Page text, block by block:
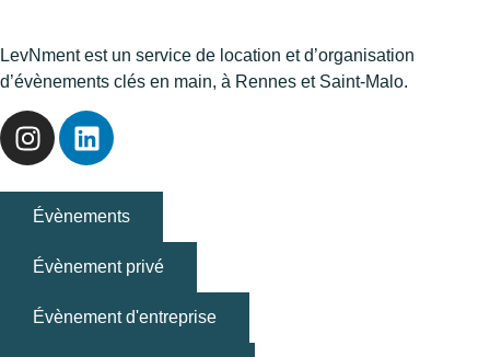
LevNment est un service de location et d’organisation
d’évènements clés en main, à Rennes et Saint-Malo.
Évènements
Évènement privé
Évènement d'entreprise